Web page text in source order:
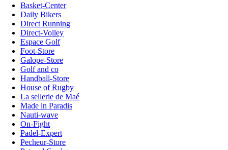
Basket-Center
Daily Bikers
Direct Running
Direct-Volley
Espace Golf
Foot-Store
Galope-Store
Golf and co
Handball-Store
House of Rugby
La sellerie de Maé
Made in Paradis
Nauti-wave
On-Fight
Padel-Expert
Pecheur-Store